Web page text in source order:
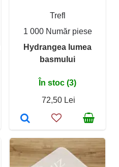
Trefl
1 000 Număr piese
Hydrangea lumea
basmului
În stoc (3)
72,50 Lei